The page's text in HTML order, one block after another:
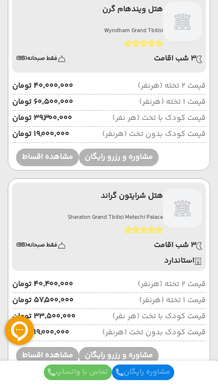
هتل ویندهام گرن
Wyndham Grand Tbilisi
3 شب اقامت فقط صبحانه(BB)
قیمت 2 تخته (هرنفر)
۴۰٬۰۰۰٬۰۰۰ تومان
قیمت 1 تخته (هرنفر)
۶۰٬۵۰۰٬۰۰۰ تومان
قیمت کودک با تخت (هر نفر)
۳۹٬۳۰۰٬۰۰۰ تومان
قیمت کودک بدون تخت (هرنفر)
۱۹٬۰۰۰٬۰۰۰ تومان
مشاوره و رزرو رایگان
مشاهده اقساط
هتل شرایتون گراند
Sheraton Grand Tbilisi Metechi Palace
3 شب اقامت فقط صبحانه(BB)
استاندارد
قیمت 2 تخته (هرنفر)
۴۰٬۴۰۰٬۰۰۰ تومان
قیمت 1 تخته (هرنفر)
۵۷٬۵۰۰٬۰۰۰ تومان
قیمت کودک با تخت (هر نفر)
۳۳٬۵۰۰٬۰۰۰ تومان
قیمت کودک بدون تخت (هرنفر)
۱۹٬۰۰۰٬۰۰۰ تومان
مشاوره و رزرو رایگان
مشاهده اقساط
مشاوره رایگان
تماس با واتساپ